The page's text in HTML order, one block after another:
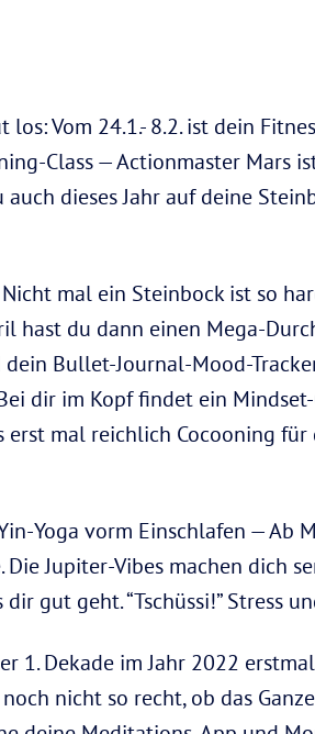
Vom 24.1.- 8.2. ist dein
Class — Actionmaster Mars
dieses Jahr auf deine
mal ein Steinbock ist so
hast du dann einen Mega-
Bullet-Journal-Mood-
dir im Kopf findet ein
mal reichlich Cocooning für
Yoga vorm Einschlafen — Ab
Jupiter-Vibes machen dich
gut geht. “Tschüssi!” Stress
1. Dekade im Jahr 2022
nicht so recht, ob das